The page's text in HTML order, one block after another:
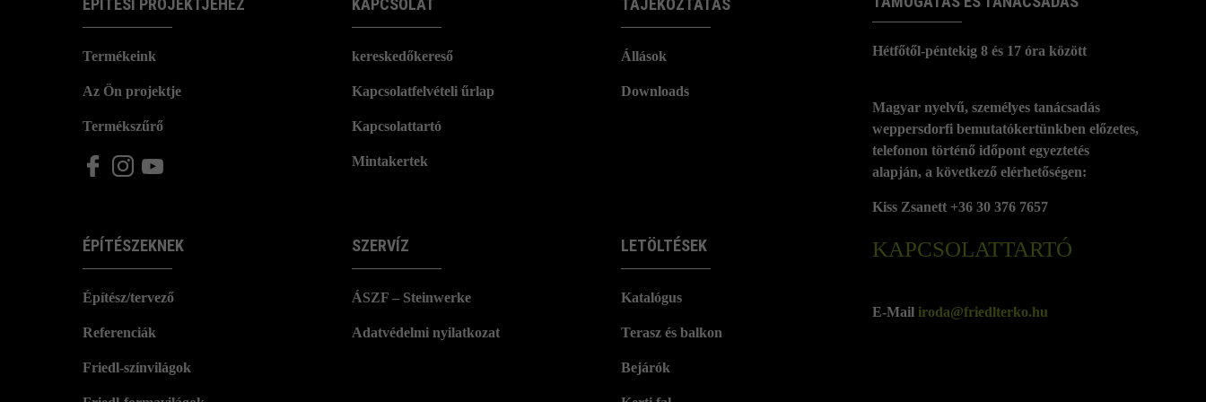
ÉPÍTÉSI PROJEKTJÉHEZ
Termékeink
Az Ön projektje
Termékszűrő
ÉPÍTÉSZEKNEK
Építész/tervező
Referenciák
Friedl-színvilágok
KAPCSOLAT
kereskedőkereső
Kapcsolatfelvételi űrlap
Kapcsolattartó
Mintakertek
SZERVÍZ
ÁSZF – Steinwerke
Adatvédelmi nyilatkozat
TÁJÉKOZTATÁS
Állások
Downloads
LETÖLTÉSEK
Katalógus
Terasz és balkon
Bejárók
Hétfőtől-péntekig 8 és 17 óra között
KAPCSOLATTARTÓ
Magyar nyelvű, személyes tanácsadás
weppersdorfi bemutatókertünkben előzetes,
telefonon történő időpont egyeztetés
alapján, a következő elérhetőségen:
Kiss Zsanett +36 30 376 7657
E-Mail iroda@friedlterko.hu